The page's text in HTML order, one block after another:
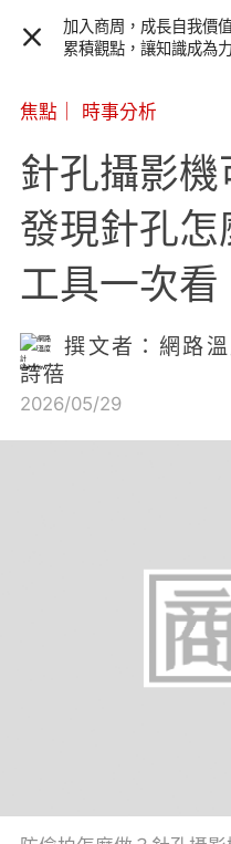
加入商周，成長自我價
累積觀點，讓知識成為
焦點 時事分析
針孔攝影機
發現針孔
工具一次看
撰文者：網路
詩蓓
2026/05/29